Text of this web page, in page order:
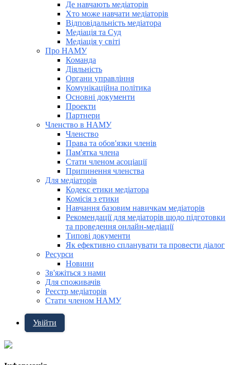
Де навчають медіаторів
Хто може навчати медіаторів
Відповідальність медіатора
Медіація та Суд
Медіація у світі
Про НАМУ
Команда
Діяльність
Органи управління
Комунікаційна політика
Основні документи
Проекти
Партнери
Членство в НАМУ
Членство
Права та обов'язки членів
Пам'ятка члена
Стати членом асоціації
Припинення членства
Для медіаторів
Кодекс етики медіатора
Комісія з етики
Навчання базовим навичкам медіаторів
Рекомендації для медіаторів щодо підготовки
та проведення онлайн-медіації
Типові документи
Як ефективно спланувати та провести діалог
Ресурси
Новини
Зв'яжіться з нами
Для споживачів
Реєстр медіаторів
Стати членом НАМУ
Увійти